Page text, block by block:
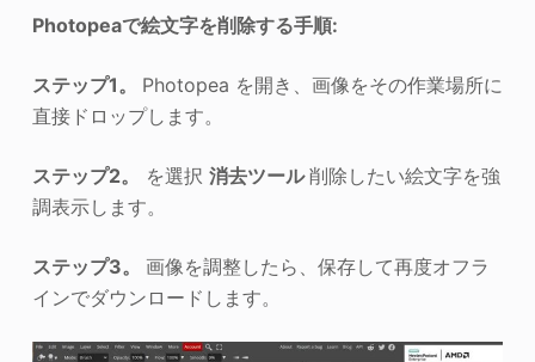
Photopeaで絵文字を削除する手順:
ステップ1。 Photopea を開き、画像をその作業場所に
直接ドロップします。
ステップ2。 を選択 消去ツール削除したい絵文字を強
調表示します。
ステップ3。 画像を調整したら、保存して再度オフラ
インでダウンロードします。